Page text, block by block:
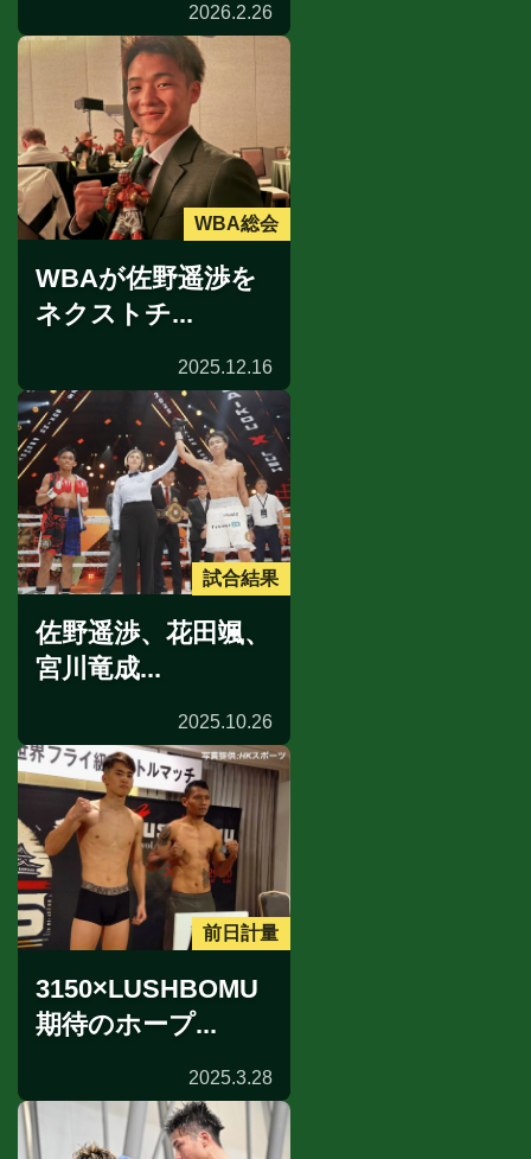
2026.2.26
WBA総会
WBAが佐野遥渉を
ネクストチ...
2025.12.16
試合結果
佐野遥渉、花田颯、
宮川竜成...
2025.10.26
前日計量
3150×LUSHBOMU
期待のホープ...
2025.3.28